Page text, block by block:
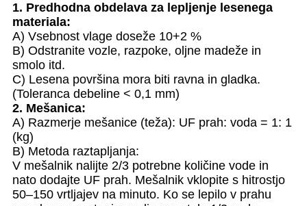
1. Predhodna obdelava za lepljenje lesenega
materiala:
A) Vsebnost vlage doseže 10+2 %
B) Odstranite vozle, razpoke, oljne madeže in
smolo itd.
C) Lesena površina mora biti ravna in gladka.
(Toleranca debeline < 0,1 mm)
2. Mešanica:
A) Razmerje mešanice (teža): UF prah: voda = 1: 1
(kg)
B) Metoda raztapljanja:
V mešalnik nalijte 2/3 potrebne količine vode in
nato dodajte UF prah. Mešalnik vklopite s hitrostjo
50–150 vrtljajev na minuto. Ko se lepilo v prahu